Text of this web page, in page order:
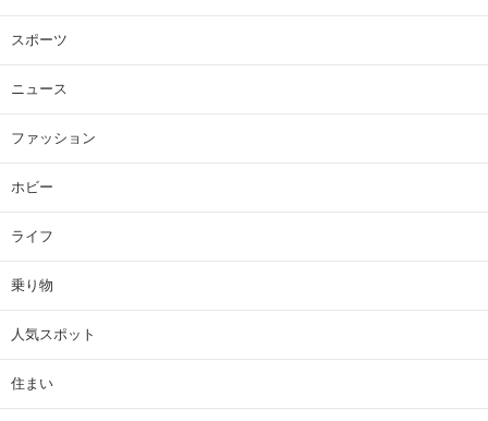
スポーツ
ニュース
ファッション
ホビー
ライフ
乗り物
人気スポット
住まい